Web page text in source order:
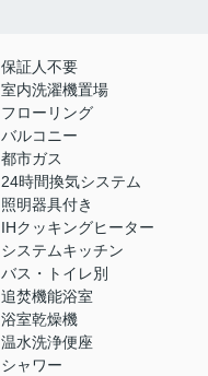
保証人不要
室内洗濯機置場
フローリング
バルコニー
都市ガス
24時間換気システム
照明器具付き
IHクッキングヒーター
システムキッチン
バス・トイレ別
追焚機能浴室
浴室乾燥機
温水洗浄便座
シャワー